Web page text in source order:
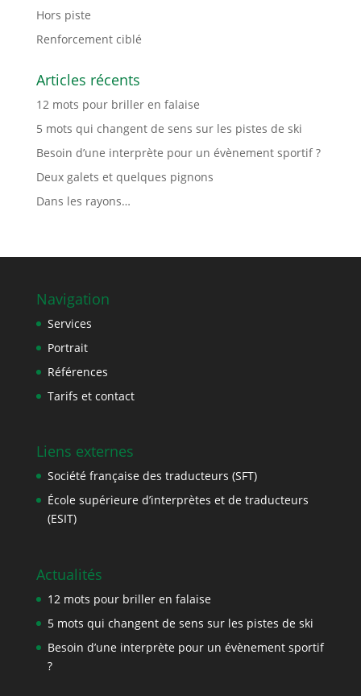
Hors piste
Renforcement ciblé
Articles récents
12 mots pour briller en falaise
5 mots qui changent de sens sur les pistes de ski
Besoin d’une interprète pour un évènement sportif ?
Deux galets et quelques pignons
Dans les rayons…
Navigation
Services
Portrait
Références
Tarifs et contact
Liens externes
Société française des traducteurs (SFT)
École supérieure d’interprètes et de traducteurs
(ESIT)
Actualités
12 mots pour briller en falaise
5 mots qui changent de sens sur les pistes de ski
Besoin d’une interprète pour un évènement sportif
?